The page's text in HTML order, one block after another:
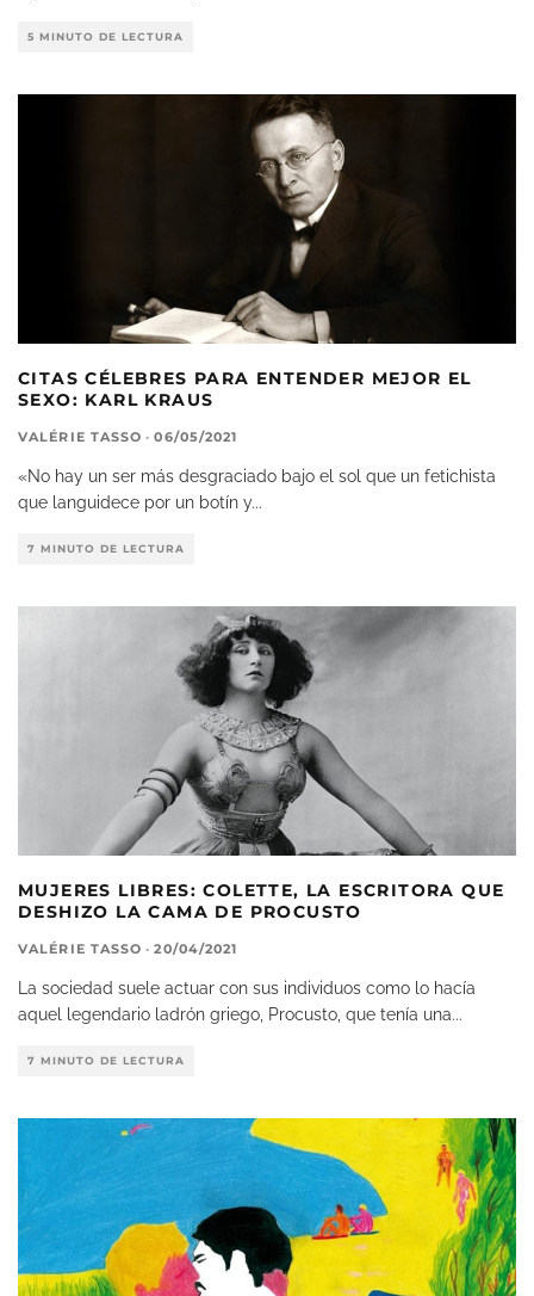
5 MINUTO DE LECTURA
CITAS CÉLEBRES PARA ENTENDER MEJOR EL
SEXO: KARL KRAUS
VALÉRIE TASSO · 06/05/2021
«No hay un ser más desgraciado bajo el sol que un fetichista
que languidece por un botín y...
7 MINUTO DE LECTURA
MUJERES LIBRES: COLETTE, LA ESCRITORA QUE
DESHIZO LA CAMA DE PROCUSTO
VALÉRIE TASSO · 20/04/2021
La sociedad suele actuar con sus individuos como lo hacía
aquel legendario ladrón griego, Procusto, que tenía una...
7 MINUTO DE LECTURA